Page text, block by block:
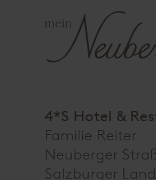
4*S Hotel &
Familie Reiter
Neuberger
Salzburger